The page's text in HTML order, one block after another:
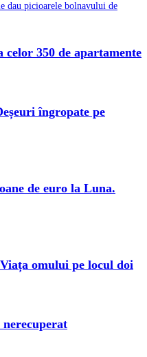
dau picioarele bolnavului de
350 de apartamente
îngropate pe
de euro la Luna.
omului pe locul doi